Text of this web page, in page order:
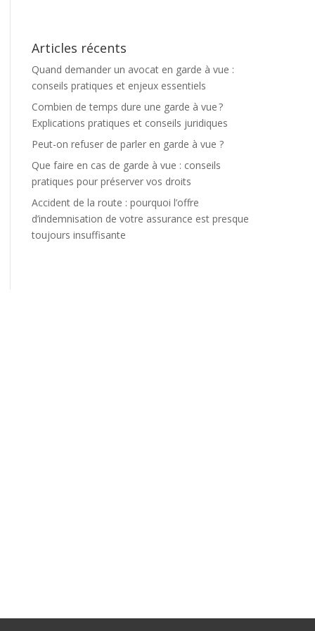
Articles récents
Quand demander un avocat en garde à vue :
conseils pratiques et enjeux essentiels
Combien de temps dure une garde à vue ?
Explications pratiques et conseils juridiques
Peut-on refuser de parler en garde à vue ?
Que faire en cas de garde à vue : conseils
pratiques pour préserver vos droits
Accident de la route : pourquoi l’offre
d’indemnisation de votre assurance est presque
toujours insuffisante